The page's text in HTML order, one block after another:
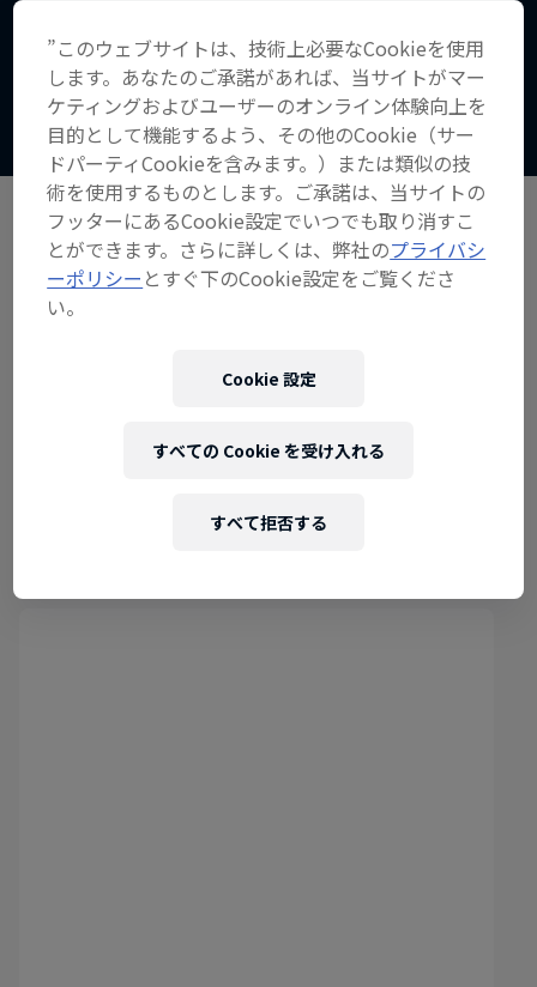
激闘の裏側に生々しく迫る全５エピソー
ドが公開中！
【SUPER GTをより深く】関連
”このウェブサイトは、技術上必要なCookieを使用
します。あなたのご承諾があれば、当サイトがマー
ケティングおよびユーザーのオンライン体験向上を
目的として機能するよう、その他のCookie（サー
ドパーティCookieを含みます。）または類似の技
術を使用するものとします。ご承諾は、当サイトの
フッターにあるCookie設定でいつでも取り消すこ
とができます。さらに詳しくは、弊社のプライバシ
ーポリシー とすぐ下のCookie設定をご覧くださ
い。
Cookie 設定
すべて拒否する
すべての Cookie を受け入れる